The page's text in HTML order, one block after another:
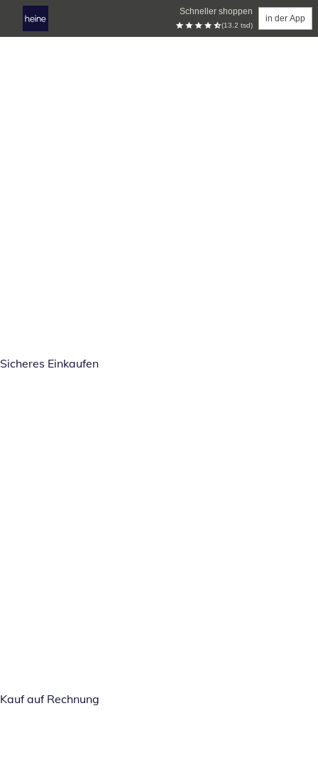
Schneller shoppen
(13.2 tsd)
in der App
Sicheres Einkaufen
Kauf auf Rechnung